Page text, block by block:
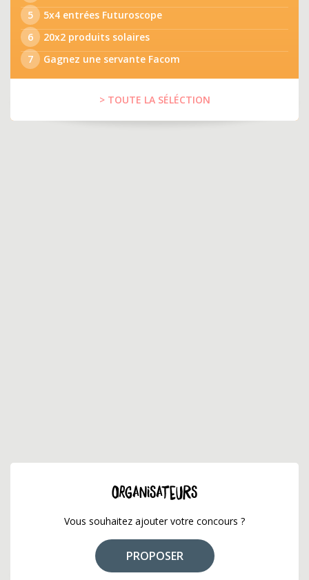
5
5x4 entrées Futuroscope
6
20x2 produits solaires
7
Gagnez une servante Facom
> TOUTE LA SÉLÉCTION
ORGANISATEURS
Vous souhaitez ajouter votre concours ?
PROPOSER